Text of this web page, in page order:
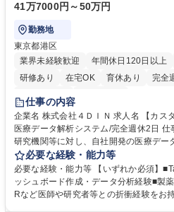
41万7000円～50万円
勤務地
東京都港区
業界未経験歓迎
年間休日120日以上
研修あり
在宅OK 育休あり 完全
駅近5分以内
仕事の内容
企業名 株式会社４ＤＩＮ 求人名 【カスタマーサクセス】リモートメイン/
医療データ解析システム/完全週休2日 仕事の内容 大学病院、製薬企業、
研究機関等に対し、自社開発の医療デー
し、研究成果を最大化していただくため
ティング、活用アドバイス業務等をお任せします。 ■活
グ：疾患再発率の調査や薬剤効果の可視
ォーム上で可能な解析手法を提案 ■オン
必要な経験・能力等
必要な経験・能力等 【いずれか必須】
ッシュボード作成・データ分析経験■製
Rなど医師や研究者等との折衝経験をお